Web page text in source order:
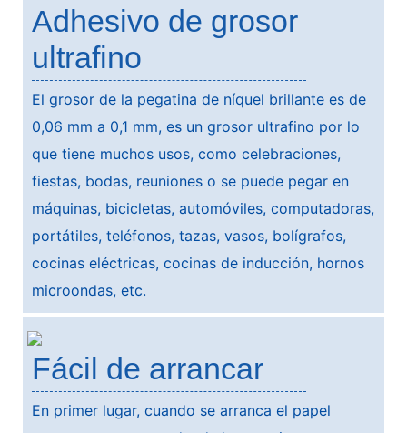
Adhesivo de grosor
ultrafino
El grosor de la pegatina de níquel brillante es de
0,06 mm a 0,1 mm, es un grosor ultrafino por lo
que tiene muchos usos, como celebraciones,
fiestas, bodas, reuniones o se puede pegar en
máquinas, bicicletas, automóviles, computadoras,
portátiles, teléfonos, tazas, vasos, bolígrafos,
cocinas eléctricas, cocinas de inducción, hornos
microondas, etc.
Fácil de arrancar
En primer lugar, cuando se arranca el papel